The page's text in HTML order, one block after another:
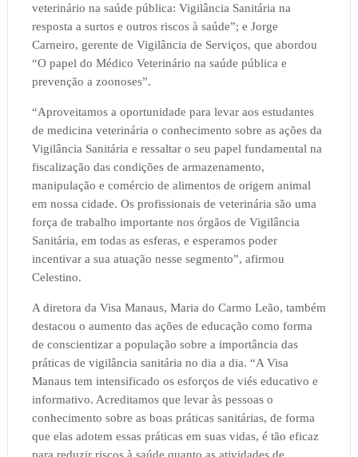
veterinário na saúde pública: Vigilância Sanitária na
resposta a surtos e outros riscos à saúde”; e Jorge
Carneiro, gerente de Vigilância de Serviços, que abordou
“O papel do Médico Veterinário na saúde pública e
prevenção a zoonoses”.
“Aproveitamos a oportunidade para levar aos estudantes
de medicina veterinária o conhecimento sobre as ações da
Vigilância Sanitária e ressaltar o seu papel fundamental na
fiscalização das condições de armazenamento,
manipulação e comércio de alimentos de origem animal
em nossa cidade. Os profissionais de veterinária são uma
força de trabalho importante nos órgãos de Vigilância
Sanitária, em todas as esferas, e esperamos poder
incentivar a sua atuação nesse segmento”, afirmou
Celestino.
A diretora da Visa Manaus, Maria do Carmo Leão, também
destacou o aumento das ações de educação como forma
de conscientizar a população sobre a importância das
práticas de vigilância sanitária no dia a dia. “A Visa
Manaus tem intensificado os esforços de viés educativo e
informativo. Acreditamos que levar às pessoas o
conhecimento sobre as boas práticas sanitárias, de forma
que elas adotem essas práticas em suas vidas, é tão eficaz
para reduzir riscos à saúde quanto as atividades de